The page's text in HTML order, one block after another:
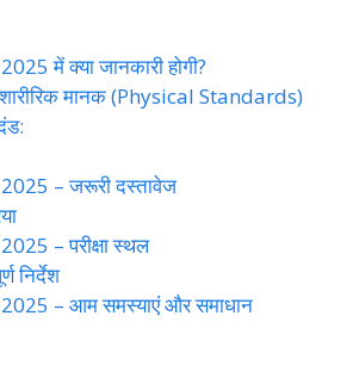
में क्या जानकारी होगी?
मानक (Physical Standards)
– जरूरी दस्तावेज
– परीक्षा स्थल
निर्देश
– आम समस्याएं और समाधान